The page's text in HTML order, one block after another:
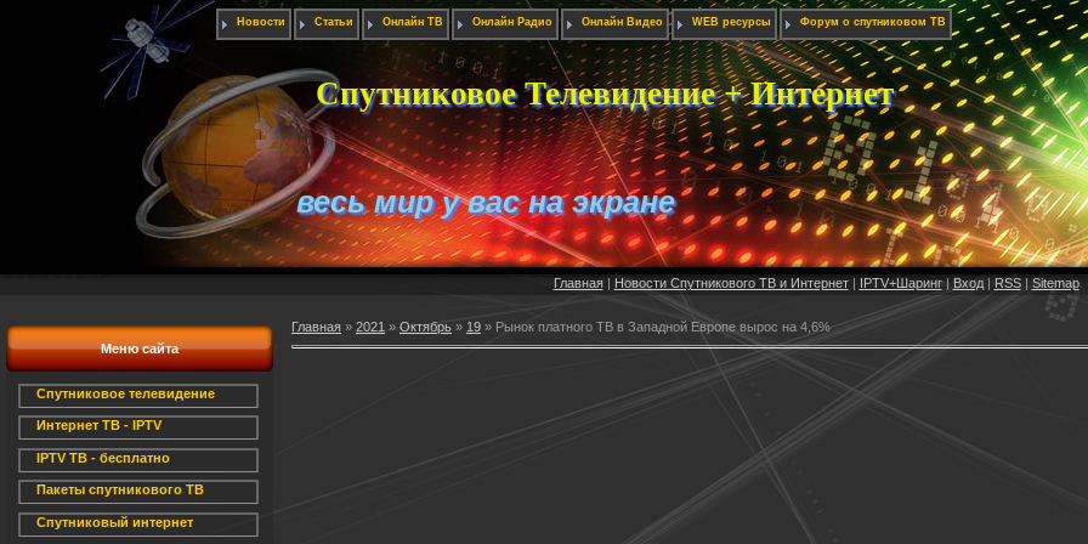
Новости Статьи Онлайн ТВ Онлайн Радио Онлайн Видео WEB ресурсы Форум о спутниковом ТВ
Спутниковое Телевидение + Интернет
весь мир у вас на экране
Главная| Новости Спутникового ТВ и Интернет| IPTV+Шаринг| Вход| RSS| Sitemap
Меню сайта
Спутниковое телевидение
Интернет ТВ - IPTV
IPTV ТВ - бесплатно
Пакеты спутникового ТВ
Спутниковый интернет
Главная » 2021 » Октябрь » 19 » Рынок платного ТВ в Западной Европе вырос на 4,6%